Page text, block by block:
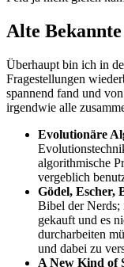
Alte Bekannte
Überhaupt bin ich in
Fragestellungen
spannend fand und
irgendwie alle
Evolutionäre
algorithmische
vergeblich
Gödel, Escher,
Bibel der Nerds;
gekauft und es
durcharbeiten
und dabei zu
A New Kind of